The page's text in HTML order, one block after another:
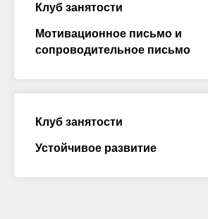
Клуб занятости
Мотивационное письмо и
сопроводительное письмо
Клуб занятости
Устойчивое развитие